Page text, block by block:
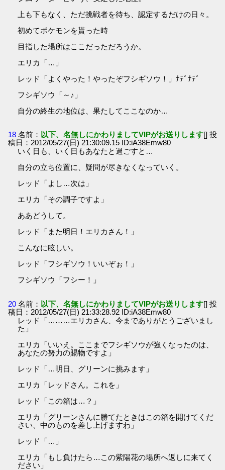
上も下もなく、ただ挑戦者を待ち、認定するだけの日々。
初めてポケモンを貰った時
目指した場所はここだっただろうか。
エリカ「…」
レッド「よくやった！やったぞフシギソウ！」ﾅﾃﾞﾅﾃﾞ
フシギソウ「～♪」
自分の終生の地位は、果たしてここなのか…
18 名前： 以下、名無しにかわりましてVIPがお送りします[] 投
稿日：2012/05/27(日) 21:30:09.15 ID:iA38Emw80
いく日も、いく日もあなたと過ごすと…
自分の立ち位置に、疑問が尽きなくなっていく。
レッド「よし…次は」
エリカ「その調子ですよ」
ああどうして。
レッド「また明日！エリカさん！」
こんなに眩しい。
レッド「フシギソウ！いいぞぉ！」
フシギソウ「フシー！」
20 名前： 以下、名無しにかわりましてVIPがお送りします[] 投
稿日：2012/05/27(日) 21:33:28.92 ID:iA38Emw80
レッド「………エリカさん、今までありがとうございまし
た」
エリカ「いいえ。ここまでフシギソウが強くなったのは、
あなたの努力の賜物ですよ」
レッド「…明日、グリーンに挑みます」
エリカ「レッドさん。これを」
レッド「この箱は…？」
エリカ「グリーンさんに勝てたときはこの箱を開けてくだ
さい、中のものを差し上げますわ」
レッド「…」
エリカ「もし負けたら…この紫陽花の場所へ返しに来てく
ださい」